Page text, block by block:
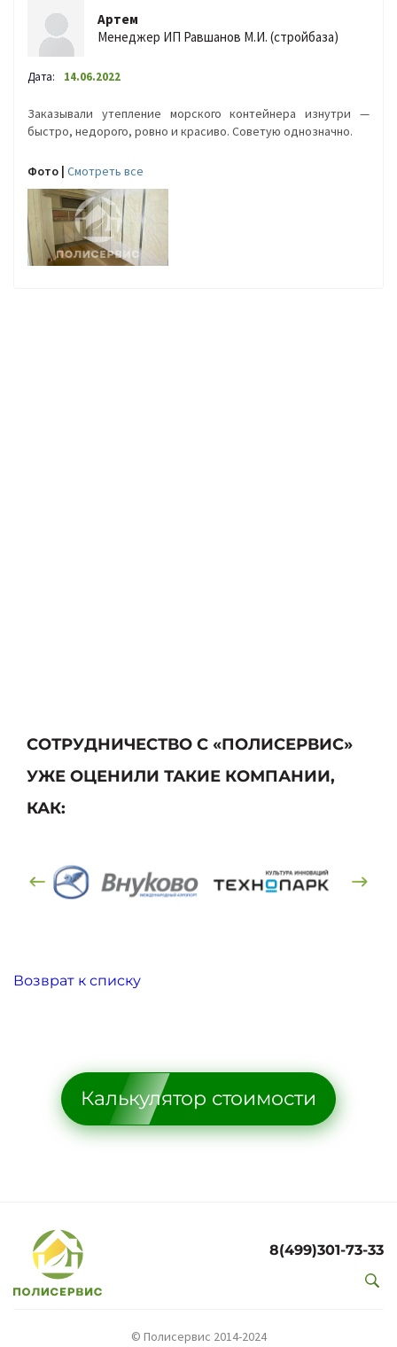
Артем
Менеджер ИП Равшанов М.И. (стройбаза)
Дата: 14.06.2022
Заказывали утепление морского контейнера изнутри —
быстро, недорого, ровно и красиво. Советую однозначно.
Фото | Cмотреть все
СОТРУДНИЧЕСТВО С «ПОЛИСЕРВИС»
УЖЕ ОЦЕНИЛИ ТАКИЕ КОМПАНИИ,
КАК:
Возврат к списку
Калькулятор стоимости
8(499)301-73-33
© Полисервис 2014-2024